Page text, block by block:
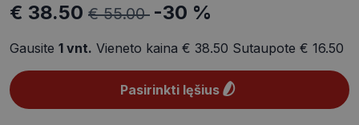
€ 38.50 € 55.00 -30 %
Gausite 1 vnt. Vieneto kaina € 38.50 Sutaupote € 16.50
Pasirinkti lęšius